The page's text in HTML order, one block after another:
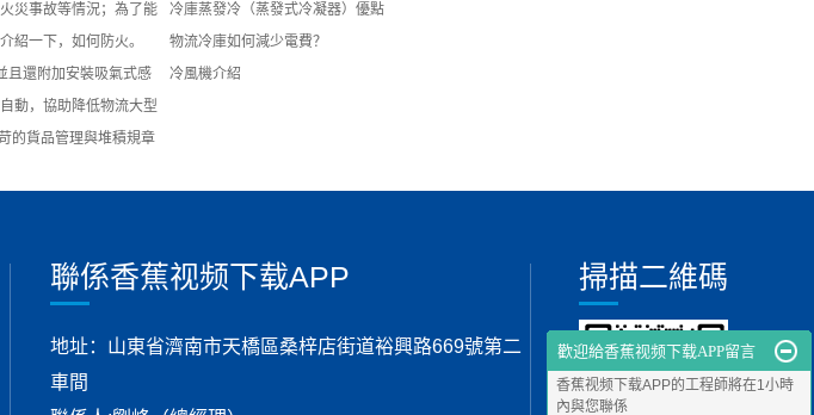
災事故等情況；為了能
紹一下，如何防火。
且還附加安裝吸氣式感
動，協助降低物流大型
的貨品管理與堆積規章
冷庫蒸發冷（蒸發式冷凝器）優點
物流冷庫如何減少電費？
冷風機介紹
聯係香蕉视频下载APP
地址：山東省濟南市天橋區桑梓店街道裕興路669號第二
車間
掃描二維碼
歡迎給香蕉视频下载APP留言
香蕉视频下载APP的工程師將在1小時
內與您聯係